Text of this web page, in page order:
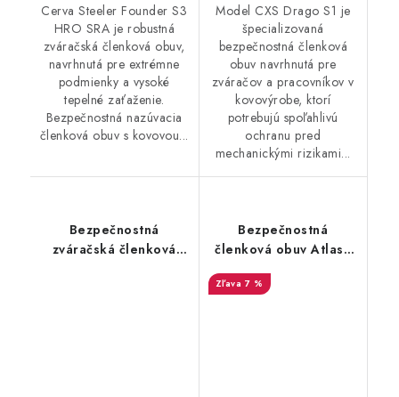
Cerva Steeler Founder S3
HRO SRA je robustná
zváračská členková obuv,
navrhnutá pre extrémne
podmienky a vysoké
tepelné zaťaženie.
Bezpečnostná nazúvacia
členková obuv s kovovou...
Model CXS Drago S1 je
špecializovaná
bezpečnostná členková
obuv navrhnutá pre
zváračov a pracovníkov v
kovovýrobe, ktorí
potrebujú spoľahlivú
ochranu pred
mechanickými rizikami...
Bezpečnostná
zváračská členková
Bezpečnostná
členková obuv Atlas -
čierna-zelená 36921
7 %